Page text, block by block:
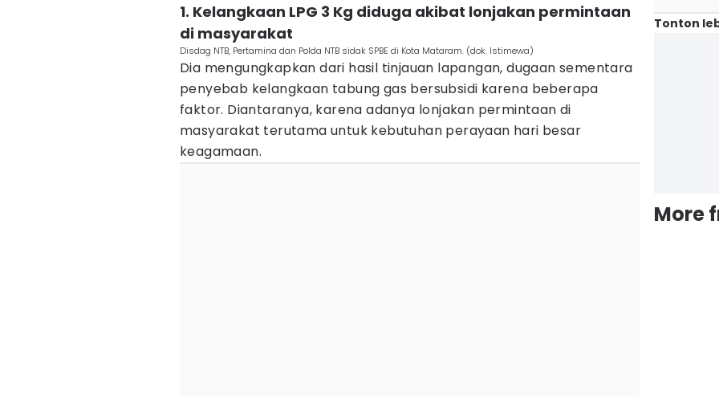
1. Kelangkaan LPG 3 Kg diduga akibat lonjakan permintaan
di masyarakat
Disdag NTB, Pertamina dan Polda NTB sidak SPBE di Kota Mataram. (dok. Istimewa)
Dia mengungkapkan dari hasil tinjauan lapangan, dugaan sementara
penyebab kelangkaan tabung gas bersubsidi karena beberapa
faktor. Diantaranya, karena adanya lonjakan permintaan di
masyarakat terutama untuk kebutuhan perayaan hari besar
keagamaan.
Tonton
More